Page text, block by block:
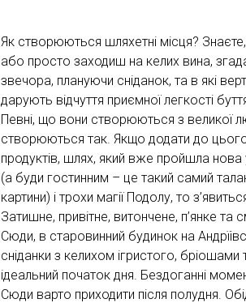
Як створюються шляхетні місця?
або просто заходиш на келих вина,
звечора, плануючи сніданок, та в які
дарують відчуття приємної легкості
Певні, що вони створюються з великої
створюються так. Якщо додати до
продуктів, шлях, який вже пройшла нова
(а буди гостинним – це такий самий
картини) і трохи магії Подолу, то
Затишне, привітне, витончене, п’янке та
Сюди, в старовинний будинок на
сніданки з келихом ігристого,
ідеальний початок дня. Бездоганні
Сюди варто приходити після полудня.